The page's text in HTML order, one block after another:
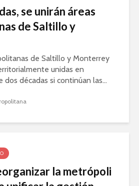
se unirán áreas
de Saltillo y
de Saltillo y Monterrey
unidas en
décadas si continúan las...
la metrópoli